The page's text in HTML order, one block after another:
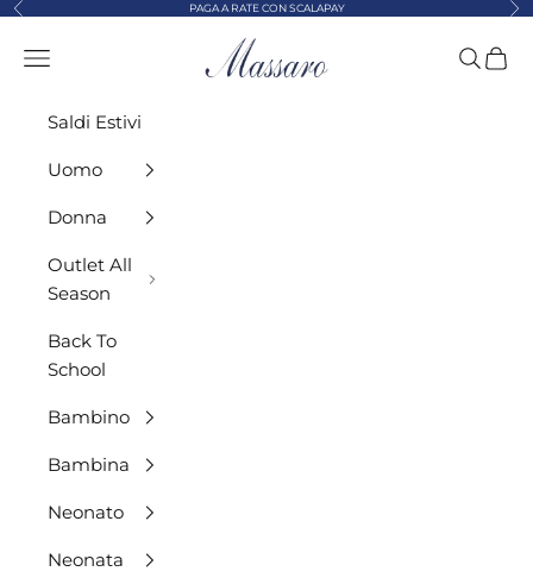
Vai al contenuto
Precedente PAGA A RATE CON SCALAPAY
MASSARO ABBIGLIAMENTO
Menù Cerca
Saldi Estivi
Uomo
Donna
Outlet All
Season
Back To
School
Bambino
Bambina
Neonato
Neonata